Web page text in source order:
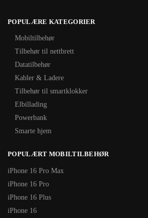
POPULÆRE KATEGORIER
Mobiltilbehør
Tilbehør til nettbrett
Datatilbehør
Kabler & Ladere
Tilbehør til smartklokker
Elbillading
Powerbank
Smarte hjem
POPULÆRT MOBILTILBEHØR
iPhone 16 Pro Max
iPhone 16 Pro
iPhone 16 Plus
iPhone 16